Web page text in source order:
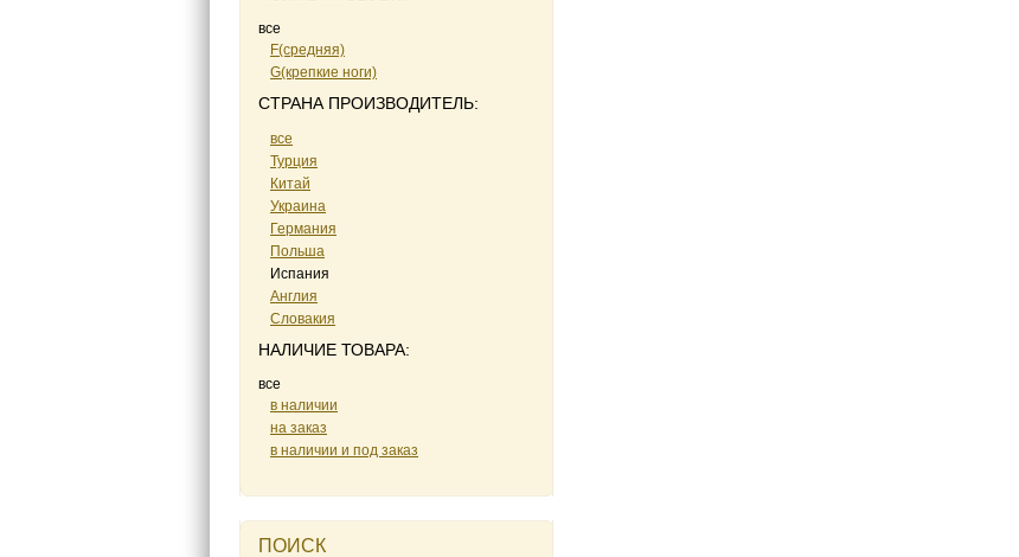
все
F(средняя)
G(крепкие ноги)
СТРАНА ПРОИЗВОДИТЕЛЬ:
все
Турция
Китай
Украина
Германия
Польша
Испания
Англия
Словакия
НАЛИЧИЕ ТОВАРА:
все
в наличии
на заказ
в наличии и под заказ
ПОИСК